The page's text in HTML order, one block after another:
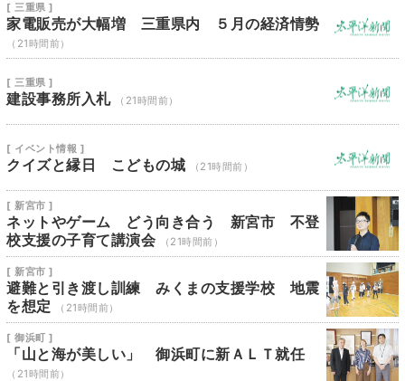
[ 三重県 ]
家電販売が大幅増 三重県内 ５月の経済情勢
（21時間前）
[ 三重県 ]
建設事務所入札 （21時間前）
[ イベント情報 ]
クイズと縁日 こどもの城 （21時間前）
[ 新宮市 ]
ネットやゲーム どう向き合う 新宮市 不登
校支援の子育て講演会
（21時間前）
[ 新宮市 ]
避難と引き渡し訓練 みくまの支援学校 地震
を想定
（21時間前）
[ 御浜町 ]
「山と海が美しい」 御浜町に新ＡＬＴ就任
（21時間前）